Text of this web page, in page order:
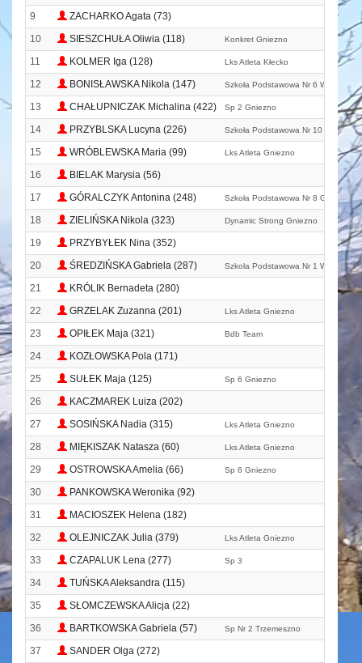
9
ZACHARKO Agata (73)
10
SIESZCHUŁA Oliwia (118) Konkret Gniezno
11 KOLMER Iga (128) Lks Atleta Kłecko
12 BONISŁAWSKA Nikola (147) Szkoła Podstawowa Nr 6 W Gnieźnie
13 CHAŁUPNICZAK Michalina (422) Sp 2 Gniezno
14 PRZYBLSKA Lucyna (226) Szkoła Podstawowa Nr 10
15 WRÓBLEWSKA Maria (99) Lks Atleta Gniezno
16
BIELAK Marysia (56)
17
GÓRALCZYK Antonina (248) Szkoła Podstawowa Nr 8 Gniezno
18 ZIELIŃSKA Nikola (323) Dynamic Strong Gniezno
19
PRZYBYŁEK Nina (352)
20
ŚREDZIŃSKA Gabriela (287) Szkola Podstawowa Nr 1 Witkowo
21
KRÓLIK Bernadeta (280)
22
GRZELAK Zuzanna (201) Lks Atleta Gniezno
23 OPIŁEK Maja (321) Bdb Team
24
KOZŁOWSKA Pola (171)
25
SUŁEK Maja (125) Sp 6 Gniezno
26
KACZMAREK Luiza (202)
27
SOSIŃSKA Nadia (315) Lks Atleta Gniezno
28 MIĘKISZAK Natasza (60) Lks Atleta Gniezno
29 OSTROWSKA Amelia (66) Sp 6 Gniezno
30
PANKOWSKA Weronika (92)
31
MACIOSZEK Helena (182)
32
OLEJNICZAK Julia (379) Lks Atleta Gniezno
33 CZAPALUK Lena (277) Sp 3
34
TUŃSKA Aleksandra (115)
35
SŁOMCZEWSKA Alicja (22)
36
BARTKOWSKA Gabriela (57) Sp Nr 2 Trzemeszno
37
SANDER Olga (272)